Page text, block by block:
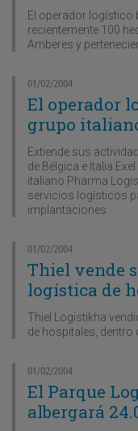
El operador logístico
recientemente 100
Amberes y
01/02/2004
El operador
grupo
Extiende sus
de Bélgica e Italia
italiano Pharma
servicios logísticos
implantaciones
01/02/2004
Thiel vende
logística de
Thiel Logistikha
de hospitales, dentro
01/02/2004
El Parque
albergará